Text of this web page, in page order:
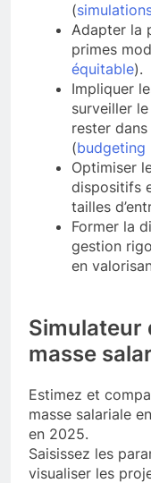
(
Adapter la
primes
équitable).
Impliquer
surveiller
rester
(budgeting
Optimiser
dispositifs
tailles
Former la
gestion
en
Simulateur
masse
Estimez et
masse salariale
en 2025.
Saisissez les
visualiser les